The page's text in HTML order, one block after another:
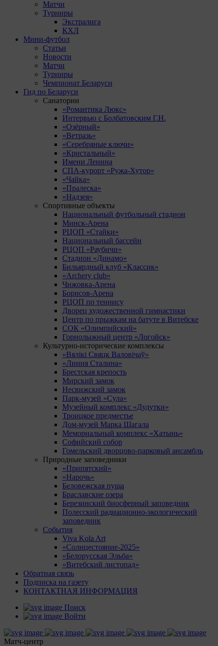
Матчи
Турниры
Экстралига
КХЛ
Мини-футбол
Статьи
Новости
Матчи
Турниры
Чемпионат Беларуси
Гид по Беларуси
Санатории
«Романтика Люкс»
Интервью с Болбатовским Г.Н.
«Озёрный»
«Ветразь»
«Серебряные ключи»
«Кристальный»
Имени Ленина
СПА-курорт «Ружа-Хутор»
«Чайка»
«Пралеска»
«Надзея»
Спортивные объекты
Национальный футбольный стадион
Минск-Арена
РЦОП «Стайки»
Национальный бассейн
РЦОП «Раубичи»
Стадион «Динамо»
Бильярдный клуб «Классик»
«Archery club»
Чижовка-Арена
Борисов-Арена
РЦОП по теннису
Дворец художественной гимнастики
Центр по прыжкам на батуте в Витебске
СОК «Олимпийский»
Горнолыжный центр «Логойск»
Культурно-исторические комплексы
«Вялікі Свяцк Валовічаў»
«Линия Сталина»
Брестская крепость
Мирский замок
Несвижский замок
Парк-музей «Сула»
Музейный комплекс «Дудутки»
Троицкое предместье
Дом-музей Марка Шагала
Мемориальный комплекс «Хатынь»
Софийский собор
Гомельский дворцово-парковый ансамбль
Природные заповедники
«Припятский»
«Нарочь»
Беловежская пуща
Браславские озера
Березинский биосферный заповедник
Полесский радиационно-экологический
заповедник
События
Viva Kola Art
«Солнцестояние-2025»
«Белорусская Эльба»
«Витебский листопад»
Обратная связь
Подписка на газету
КОНТАКТНАЯ ИНФОРМАЦИЯ
Поиск
Войти
Матч-центр